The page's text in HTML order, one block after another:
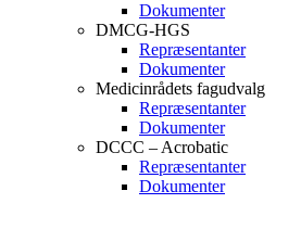
Dokumenter
DMCG-HGS
Repræsentanter
Dokumenter
Medicinrådets fagudvalg
Repræsentanter
Dokumenter
DCCC – Acrobatic
Repræsentanter
Dokumenter